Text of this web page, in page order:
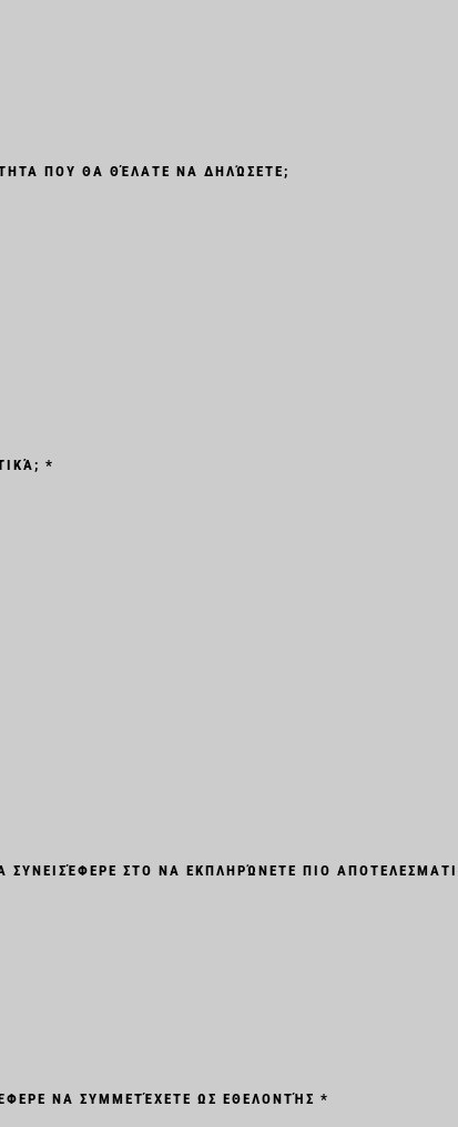
ΠΟΥ ΘΑ ΘΈΛΑΤΕ ΝΑ ΔΗΛΏΣΕΤΕ;
*
ΣΤΟ ΝΑ ΕΚΠΛΗΡΏΝΕΤΕ ΠΙΟ
ΝΑ ΣΥΜΜΕΤΈΧΕΤΕ ΩΣ ΕΘΕΛΟΝΤΉΣ *